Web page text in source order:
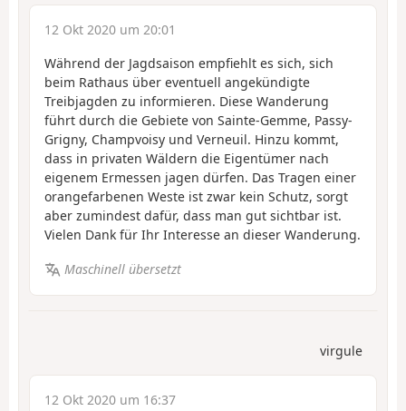
12 Okt 2020 um 20:01
Während der Jagdsaison empfiehlt es sich, sich
beim Rathaus über eventuell angekündigte
Treibjagden zu informieren. Diese Wanderung
führt durch die Gebiete von Sainte-Gemme, Passy-
Grigny, Champvoisy und Verneuil. Hinzu kommt,
dass in privaten Wäldern die Eigentümer nach
eigenem Ermessen jagen dürfen. Das Tragen einer
orangefarbenen Weste ist zwar kein Schutz, sorgt
aber zumindest dafür, dass man gut sichtbar ist.
Vielen Dank für Ihr Interesse an dieser Wanderung.
Maschinell übersetzt
virgule
12 Okt 2020 um 16:37